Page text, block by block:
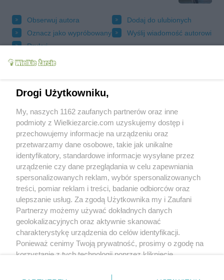
Obserwuj autora
Dodaj do ulubionych
Oznacz jako wypróbowany
Wyślij wiadomość autorowi
Drukuj
Grupy: Kuchnie narodów
Przepisy dla leniwych
Sałatki i surówki
Sałatki
Sosy, dipy i pasty
Pasty i dipy do pieczywa
Tagi:
cebula pieprz ser biały
śmietana
więcej tagów
Nikt jeszcze nie napisał opinii. Bądź pierwszy!
Drogi Użytkowniku,
My, naszych 1162 zaufanych partnerów oraz inne
podmioty z Wielkiezarcie.com uzyskujemy dostęp i
przechowujemy informacje na urządzeniu oraz
przetwarzamy dane osobowe, takie jak unikalne
identyfikatory, standardowe informacje wysyłane przez
urządzenie czy dane przeglądania w celu zapewniania
spersonalizowanych reklam, wybór spersonalizowanych
treści, pomiar reklam i treści, badanie odbiorców oraz
ulepszanie usług. Za zgodą Użytkownika my i Zaufani
Partnerzy możemy używać dokładnych danych
geolokalizacyjnych oraz aktywnie skanować
charakterystykę urządzenia do celów identyfikacji.
Ponieważ cenimy Twoją prywatność, prosimy o zgodę na
korzystanie z tych technologii poprzez kliknięcie
zmienić/wycofać klikając przycisk ustawień prywatności